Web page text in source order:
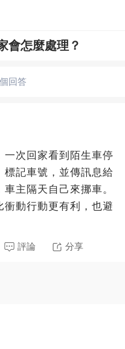
會怎麼處理？
回答
次回家看到陌生車停
標記車號，並傳訊息給
主隔天自己來挪車。
動行動更有利，也避
評論 分享